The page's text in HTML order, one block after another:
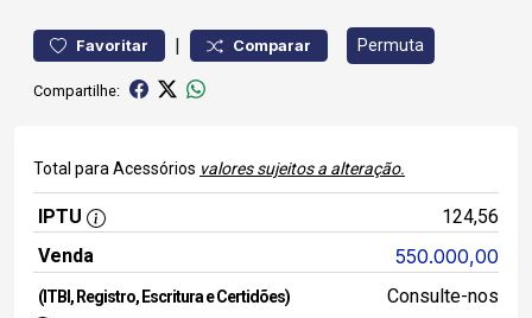
Favoritar | Comparar Permuta
Compartilhe:
Total para Acessórios valores sujeitos a alteração.
IPTU
124,56
Venda
550.000,00
(ITBI, Registro, Escritura e Certidões) Consulte-nos